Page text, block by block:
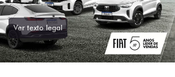
Ver texto legal